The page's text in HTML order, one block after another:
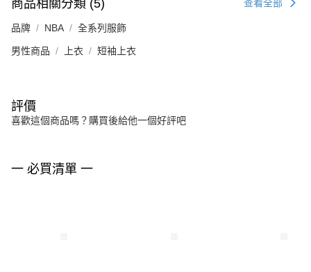
商品相關分類 (5) 查看全部
品牌 NBA 全系列服飾
男性商品 上衣 短袖上衣
評價
喜歡這個商品嗎？購買後給他一個好評吧
一 必買清單 一